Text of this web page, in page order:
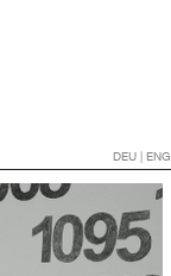
DEU | ENG